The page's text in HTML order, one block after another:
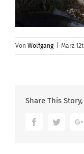
Von Wolfgang März
Share This
FacebookTwitter